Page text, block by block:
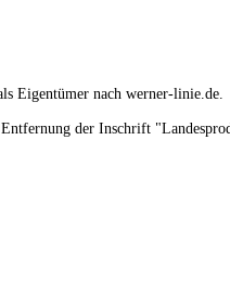
Eigentümer nach werner-linie.de.
der Inschrift